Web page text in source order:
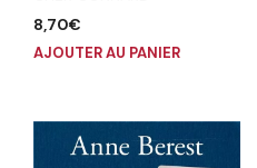
8,70€
AJOUTER AU PANIER